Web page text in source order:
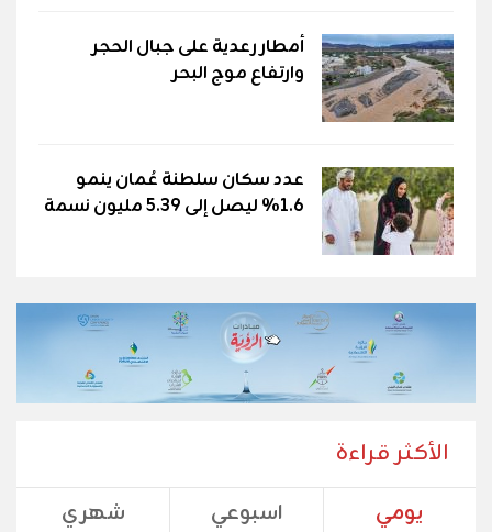
أمطار رعدية على جبال الحجر
وارتفاع موج البحر
عدد سكان سلطنة عُمان ينمو
1.6% ليصل إلى 5.39 مليون نسمة
الأكثر قراءة
يومي اسبوعي شهري